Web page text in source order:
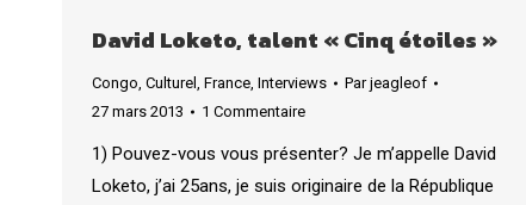
David Loketo, talent « Cinq étoiles »
Congo Culturel France Interviews Parjeagleof
27 mars 2013
1 Commentaire
1) Pouvez-vous vous présenter? Je m’appelle David
Loketo, j’ai 25ans, je suis originaire de la République